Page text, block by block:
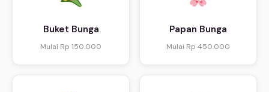
Buket Bunga
Mulai Rp 150.000
Papan Bunga
Mulai Rp 450.000